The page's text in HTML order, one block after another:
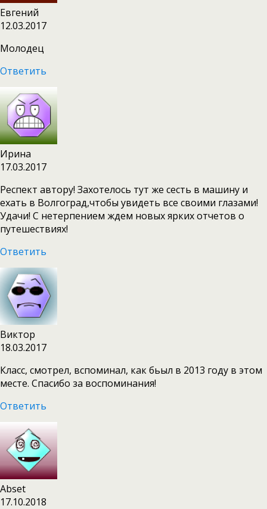
Евгений
12.03.2017
Молодец
Ответить
Ирина
17.03.2017
Респект автору! Захотелось тут же сесть в машину и
ехать в Волгоград,чтобы увидеть все своими глазами!
Удачи! С нетерпением ждем новых ярких отчетов о
путешествиях!
Ответить
Виктор
18.03.2017
Класс, смотрел, вспоминал, как бьыл в 2013 году в этом
месте. Спасибо за воспоминания!
Ответить
Abset
17.10.2018